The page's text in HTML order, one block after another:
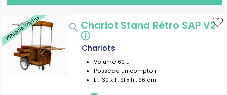
Véhicule Trip'Up Chariot Stand Rétro SAP V2
ⓘ
Chariots
Volume 60 L
Possède un comptoir
L :130 x l : 91 x h : 96 cm